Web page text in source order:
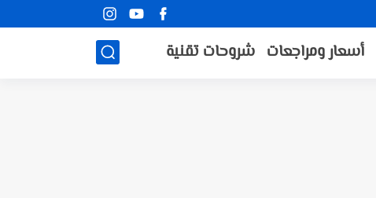
أسعار ومراجعات شروحات تقنية